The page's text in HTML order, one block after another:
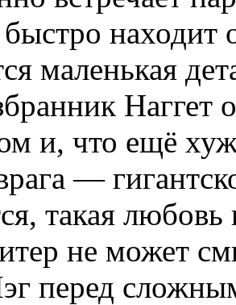
находит
маленькая
Наггет
и, что ещё
—
такая
не может
перед